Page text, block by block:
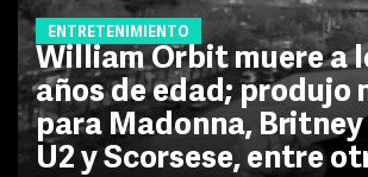
ENTRETENIMIENTO
William Orbit muere a
años de edad; produjo
para Madonna, Britney
U2 y Scorsese, entre